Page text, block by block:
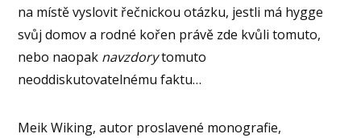
na místě vyslovit řečnickou otázku, jestli má hygge
svůj domov a rodné kořen právě zde kvůli tomuto,
nebo naopak navzdorytomuto
neoddiskutovatelnému faktu…
Meik Wiking, autor proslavené monografie,